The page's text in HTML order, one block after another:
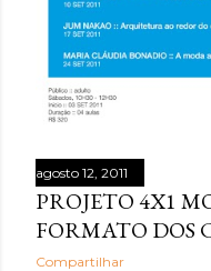
riqueza sensorial nas
consultoria, 42%
prazerosa da última
agosto 12, 2011
PROJETO 4X1
FORMATO DOS
Compartilhar